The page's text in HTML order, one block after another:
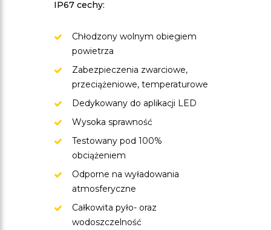
IP67 cechy:
Chłodzony wolnym obiegiem
powietrza
Zabezpieczenia zwarciowe,
przeciążeniowe, temperaturowe
Dedykowany do aplikacji LED
Wysoka sprawność
Testowany pod 100%
obciążeniem
Odporne na wyładowania
atmosferyczne
Całkowita pyło- oraz
wodoszczelność